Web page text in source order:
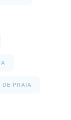
DE PRAIA